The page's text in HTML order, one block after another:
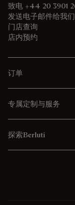
致电 +44 20 3901
发送电子邮件给我们
门店查询
店内预约
订单
专属定制与服务
探索Berluti